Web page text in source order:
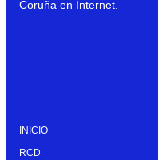
Coruña en Internet.
INICIO
RCD